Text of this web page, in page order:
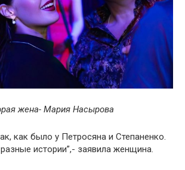
жена- Мария Насырова
как было у Петросяна и Степаненко.
истории”,- заявила женщина.